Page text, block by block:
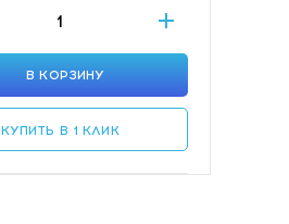
В КОРЗИНУ
КУПИТЬ В 1 КЛИК